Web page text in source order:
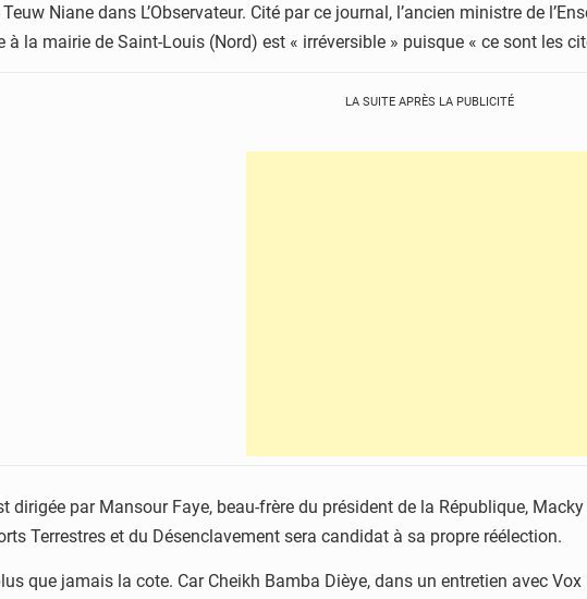
Niane dans L’Observateur. Cité par ce journal, l’ancien ministre de
la mairie de Saint-Louis (Nord) est « irréversible » puisque « ce sont les
LA SUITE APRÈS LA PUBLICITÉ
dirigée par Mansour Faye, beau-frère du président de la République,
Terrestres et du Désenclavement sera candidat à sa propre réélection.
que jamais la cote. Car Cheikh Bamba Dièye, dans un entretien avec